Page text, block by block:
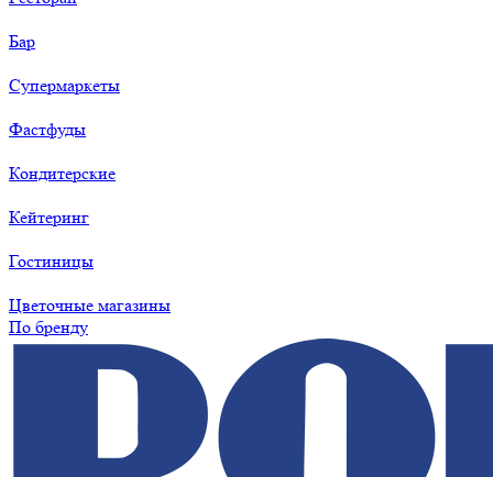
Бар
Супермаркеты
Фастфуды
Кондитерские
Кейтеринг
Гостиницы
Цветочные магазины
По бренду